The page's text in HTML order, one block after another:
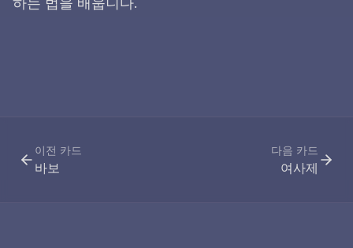
이전 카드
바보
다음 카드
여사제